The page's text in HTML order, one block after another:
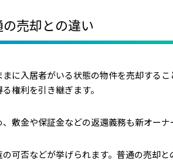
売却との違い
に入居者がいる状態の物件を売却するこ
権利を引き継ぎます。
敷金や保証金などの返還義務も新オーナ
可否などが挙げられます。普通の売却